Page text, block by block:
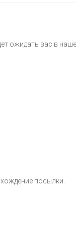
ожидать вас в
посылки.